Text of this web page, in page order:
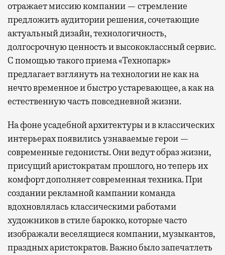
отражает миссию компании — стремление
предложить аудитории решения, сочетающие
актуальный дизайн, технологичность,
долгосрочную ценность и высококлассный сервис.
С помощью такого приема «Технопарк»
предлагает взглянуть на технологии не как на
нечто временное и быстро устаревающее, а как на
естественную часть повседневной жизни.
На фоне усадебной архитектуры и в классических
интерьерах появились узнаваемые герои —
современные гедонисты. Они ведут образ жизни,
присущий аристократам прошлого, но теперь их
комфорт дополняет современная техника. При
создании рекламной кампании команда
вдохновлялась классическими работами
художников в стиле барокко, которые часто
изображали веселящиеся компании, музыкантов,
праздных аристократов. Важно было запечатлеть